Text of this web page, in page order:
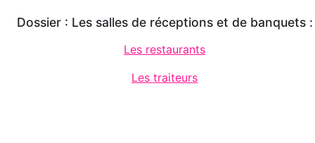
Dossier : Les salles de réceptions et de banquets :
Les restaurants
Les traiteurs